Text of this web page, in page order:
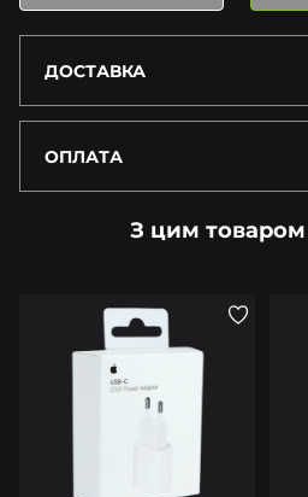
ДОСТАВКА
ОПЛАТА
З цим